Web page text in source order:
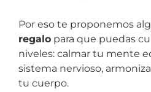
Por eso te proponemos
regalo para que puedas
niveles: calmar tu mente
sistema nervioso,
tu cuerpo.